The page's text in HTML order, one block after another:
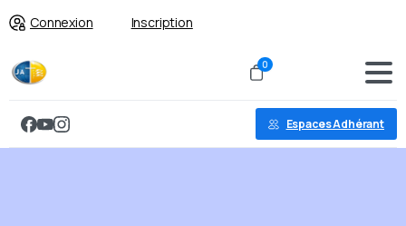
Connexion Inscription
0
Espaces Adhérant